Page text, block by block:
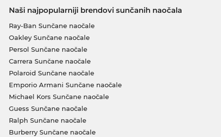
Naši najpopularniji brendovi sunčanih naočala
Ray-Ban Sunčane naočale
Oakley Sunčane naočale
Persol Sunčane naočale
Carrera Sunčane naočale
Polaroid Sunčane naočale
Emporio Armani Sunčane naočale
Michael Kors Sunčane naočale
Guess Sunčane naočale
Ralph Sunčane naočale
Burberry Sunčane naočale